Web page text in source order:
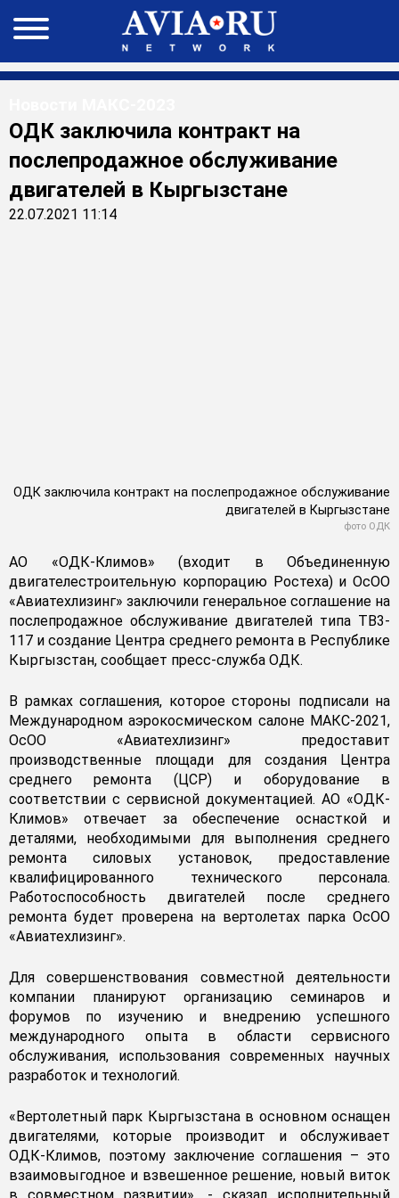
ОДК заключила контракт на
послепродажное обслуживание
двигателей в Кыргызстане
22.07.2021 11:14
ОДК заключила контракт на послепродажное обслуживание
двигателей в Кыргызстане
фото ОДК
АО «ОДК-Климов» (входит в Объединенную
двигателестроительную корпорацию Ростеха) и ОсОО
«Авиатехлизинг» заключили генеральное соглашение на
послепродажное обслуживание двигателей типа ТВ3-
117 и создание Центра среднего ремонта в Республике
Кыргызстан, сообщает пресс-служба ОДК.
В рамках соглашения, которое стороны подписали на
Международном аэрокосмическом салоне МАКС-2021,
ОсОО «Авиатехлизинг» предоставит
производственные площади для создания Центра
среднего ремонта (ЦСР) и оборудование в
соответствии с сервисной документацией. АО «ОДК-
Климов» отвечает за обеспечение оснасткой и
деталями, необходимыми для выполнения среднего
ремонта силовых установок, предоставление
квалифицированного технического персонала.
Работоспособность двигателей после среднего
ремонта будет проверена на вертолетах парка ОсОО
«Авиатехлизинг».
Для совершенствования совместной деятельности
компании планируют организацию семинаров и
форумов по изучению и внедрению успешного
международного опыта в области сервисного
обслуживания, использования современных научных
разработок и технологий.
«Вертолетный парк Кыргызстана в основном оснащен
двигателями, которые производит и обслуживает
ОДК-Климов, поэтому заключение соглашения – это
взаимовыгодное и взвешенное решение, новый виток